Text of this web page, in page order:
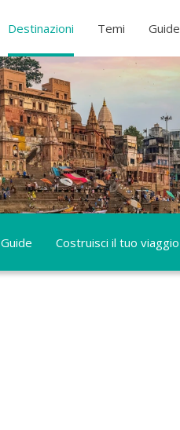
Destinazioni Temi Guide
Guide Costruisci il tuo viaggio